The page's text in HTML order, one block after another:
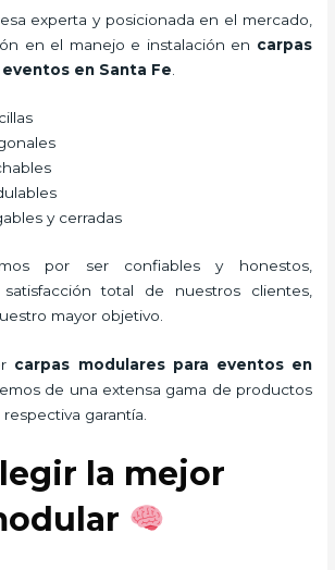
experta y posicionada en el mercado,
en el manejo e instalación en carpas
eventos en Santa Fe
y cerradas
por ser confiables y honestos,
total de nuestros clientes,
mayor objetivo.
carpas modulares para eventos en
de una extensa gama de productos
garantía.
la mejor